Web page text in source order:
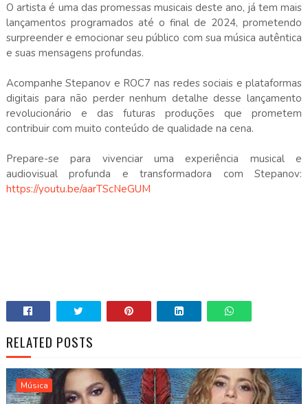
O artista é uma das promessas musicais deste ano, já tem mais
lançamentos programados até o final de 2024, prometendo
surpreender e emocionar seu público com sua música autêntica
e suas mensagens profundas.
Acompanhe Stepanov e ROC7 nas redes sociais e plataformas
digitais para não perder nenhum detalhe desse lançamento
revolucionário e das futuras produções que prometem
contribuir com muito conteúdo de qualidade na cena.
Prepare-se para vivenciar uma experiência musical e
audiovisual profunda e transformadora com Stepanov:
https://youtu.be/aarTScNeGUM
RELATED POSTS
Música